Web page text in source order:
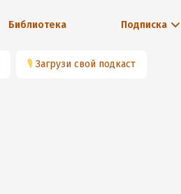
Библиотека Подписка
🎙 Загрузи свой подкаст